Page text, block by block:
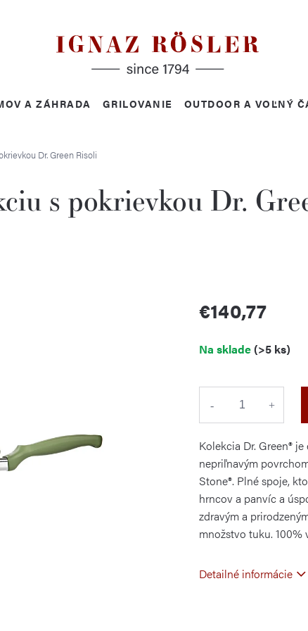
A ZÁHRADA GRILOVANIE OUTDOOR A VOĽNÝ
Dr. Green Risoli
s pokrievkou Dr.
€140,77
cena:
Na sklade(>5 ks)
Kolekcia Dr. Green®
nepriľnavým
Stone®. Plné spoje,
hrncov a panvíc a
zdravým a
množstvo tuku. 100%
Detailné informácie